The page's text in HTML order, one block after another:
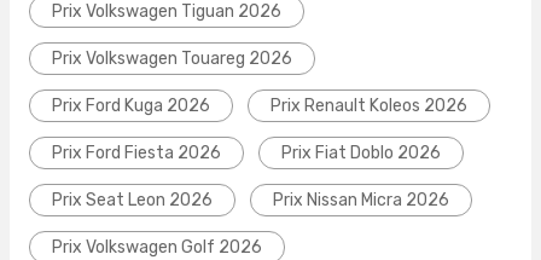
Prix Volkswagen Tiguan 2026
Prix Volkswagen Touareg 2026
Prix Ford Kuga 2026 Prix Renault Koleos 2026
Prix Ford Fiesta 2026 Prix Fiat Doblo 2026
Prix Seat Leon 2026 Prix Nissan Micra 2026
Prix Volkswagen Golf 2026